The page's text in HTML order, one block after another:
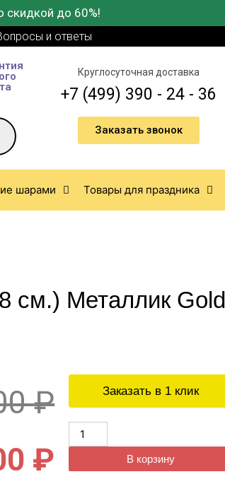
скидкой до 60%!
и ответы
Круглосуточная доставка
+7 (499) 390 - 24 - 36
Заказать звонок
шарами Товары для праздника
см.) Металлик
₽
₽
Заказать в 1 клик
В корзину